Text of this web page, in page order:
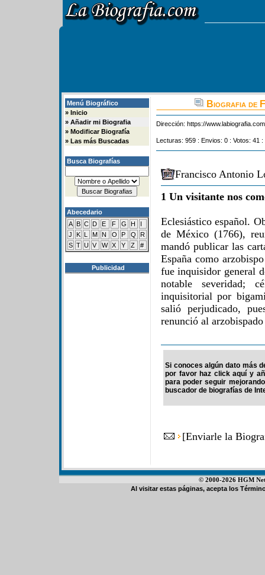
Menú Biográfico
» Inicio
» Añadir mi Biografia
» Modificar Biografía
» Las más Buscadas
Busca Biografías
Abecedario
A B C D E F G H
I
J
K L M N O P Q
R
S T U V W X Y Z #
Publicidad
Biografia de
Dirección: https://
Lecturas: 959 : Envios: 0 : Votos: 41
Francisco Antonio
1 Un visitante nos
Eclesiástico español.
de México (1766),
mandó publicar las
España como
fue inquisidor general
notable severidad;
inquisitorial por
salió perjudicado,
renunció al
Si conoces algún dato más
por favor haz click aquí y
para poder seguir
buscador de biografías de
[Enviarle la
© 2000-2026 HGM
Al visitar estas páginas, acepta los